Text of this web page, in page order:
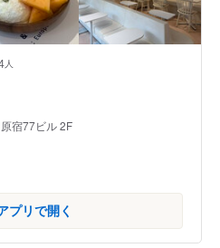
人
宿77ビル 2F
プリで開く